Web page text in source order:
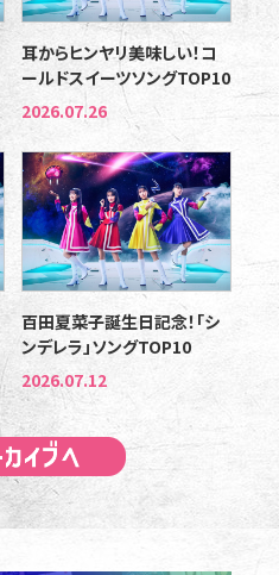
耳からヒンヤリ美味しい！コ
ールドスイーツソングTOP10
2026.07.26
百田夏菜子誕生日記念！「シ
ンデレラ」ソングTOP10
2026.07.12
アーカイブへ